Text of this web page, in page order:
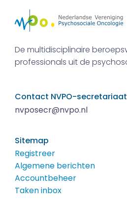
De multidisciplinaire
professionals uit de
Contact NVPO-secretariaat
nvposecr@nvpo.nl
Sitemap
Registreer
Algemene berichten
Accountbeheer
Taken inbox